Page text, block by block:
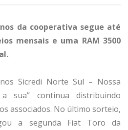
da cooperativa segue até
mensais e uma RAM 3500
Sicredi Norte Sul – Nossa
sua” continua distribuindo
associados. No último sorteio,
a segunda Fiat Toro da